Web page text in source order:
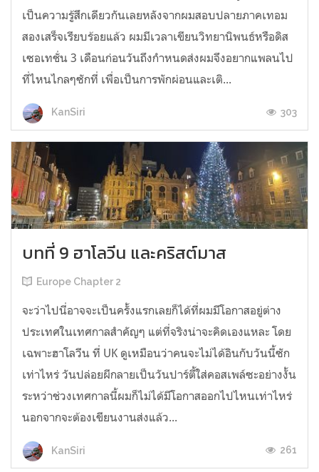
เป็นความรู้สึกเดียวกันเลยหลังจากผมสอบปลายภาคเทอม
สองเสร็จเรียบร้อยแล้ว ผมมีเวลาเขียนวิทยานิพนธ์หรือดิส
เซอเทชั่น 3 เดือนก่อนวันถึงกำหนดส่งผมจึงอยากแพลนไป
ที่ไหนไกลๆซักที่ เพื่อเป็นการพักผ่อนและเติ...
KanSiri 303
บทที่ 9 ฮาโลวีน และคริสต์มาส
Europe Chapter 2
จะว่าไปนี่อาจจะเป็นครั้งแรกเลยก็ได้ที่ผมมีโอกาสอยู่ต่าง
ประเทศในเทศกาลสำคัญๆ แต่ที่จริงน่าจะคิดเองแหละ โดย
เฉพาะฮาโลวีน ที่ UK ดูเหมือนว่าคนจะไม่ได้อินกับวันนี้ซัก
เท่าไหร่ วันปล่อยผีกลายเป็นวันปาร์ตี้ใส่คอสเพล์ซะอย่างงั้น
ระหว่าช่วงเทศกาลนี้ผมก็ไม่ได้มีโอกาสออกไปไหนเท่าไหร่
นอกจากจะต้องเขียนงานส่งแล้ว...
KanSiri 261